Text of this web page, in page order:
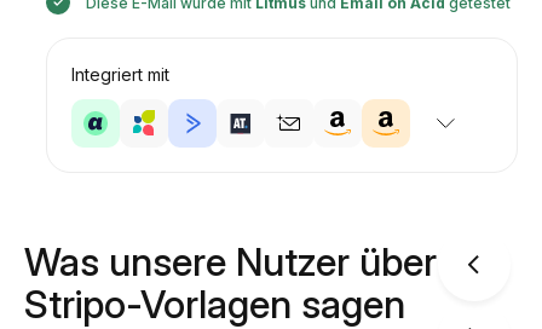
Integriert mit
Was unsere Nutzer über
Stripo-Vorlagen sagen